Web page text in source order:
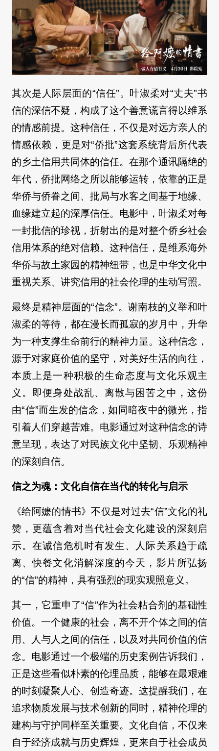
其次是人际层面的“信任”。叶淑柔对“丈夫”书
信的深信不疑，构成了这个善意谎言得以维系
的情感前提。这种信任，不仅是对远方亲人的
情感依赖，更是对“侨批”这套系统背后所代表
的乡土信用共同体的信任。在那个通讯隔绝的
年代，侨批网络之所以能够运转，依靠的正是
华侨与侨眷之间、批局与水客之间基于地缘、
血缘建立起的深厚信任。电影中，叶淑柔对每
一封批信的珍视，折射出的是对整个侨乡社会
信用体系的绝对信赖。这种信任，是维系海外
华侨与故土家园的精神纽带，也是中华文化中
重视关系、讲究信用的社会伦理的生动写照。
最终是精神层面的“信念”。谢南枝的义举和叶
淑柔的等待，都在漫长而孤寂的岁月中，升华
为一种支撑生命前行的精神力量。这种信念，
源于对家庭价值的坚守，对美好生活的向往，
本质上是一种积极的生命态度与文化乐观主
义。即便身处战乱、离散与困苦之中，这份
由“信”而生发的信念，如同暗夜中的微光，指
引着人们穿越苦难。电影通过对这种信念的诗
意呈现，表达了对民族文化中坚韧、乐观精神
的深刻自信。
信之为魂：文化自信在当代的转化与启示
《给阿嬷的情书》不仅是对过去“信”文化的礼
赞，更蕴含着对当代社会文化建设的深刻启
示。在诚信危机时有发生、人际关系趋于疏
离、快餐文化消解深度的今天，影片所弘扬
的“信”的精神，具有强烈的现实观照意义。
其一，它重申了“信”作为社会粘合剂的基础性
价值。一个健康的社会，离不开个体之间的信
用、人与人之间的信任，以及对共同价值的信
念。电影通过一个极端的历史案例告诉我们，
正是这些看似朴素的伦理品质，能够在最艰难
的时刻凝聚人心、创造奇迹。这提醒我们，在
追求物质发展与技术创新的同时，精神伦理的
建构与守护同样至关重要。文化自信，不仅来
自于经济成就与历史辉煌，更来自于社会成员